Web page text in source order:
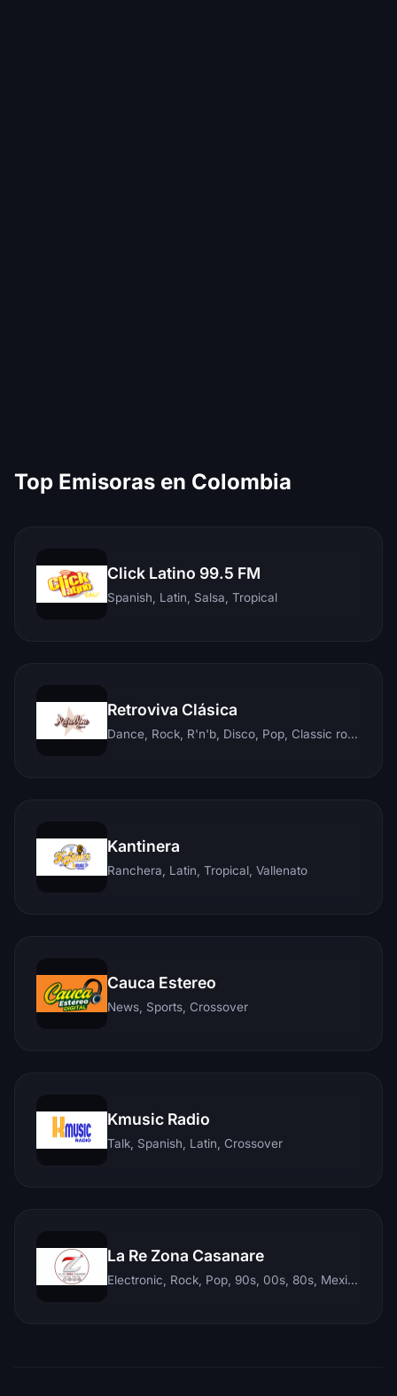
Top Emisoras en Colombia
Click Latino 99.5 FM
Spanish, Latin, Salsa, Tropical
Retroviva Clásica
Dance, Rock, R'n'b, Disco, Pop, Classic rock, Techno, Reggae
Kantinera
Ranchera, Latin, Tropical, Vallenato
Cauca Estereo
News, Sports, Crossover
Kmusic Radio
Talk, Spanish, Latin, Crossover
La Re Zona Casanare
Electronic, Rock, Pop, 90s, 00s, 80s, Mexican, Ranchera, Reggaeton, Instrumental, Salsa, Merengue, Tropical, Romantic, Vallenato, Llanera